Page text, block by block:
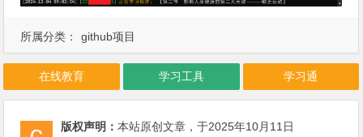
所属分类： github项目
在线教育 学习工具 学习通
版权声明：本站原创文章，于2025年10月11日